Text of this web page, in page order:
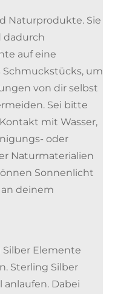
Naturprodukte. Sie
dadurch
auf eine
um
von dir selbst
Sei bitte
mit Wasser,
oder
Naturmaterialien
Sonnenlicht
deinem
Elemente
Sterling Silber
Dabei